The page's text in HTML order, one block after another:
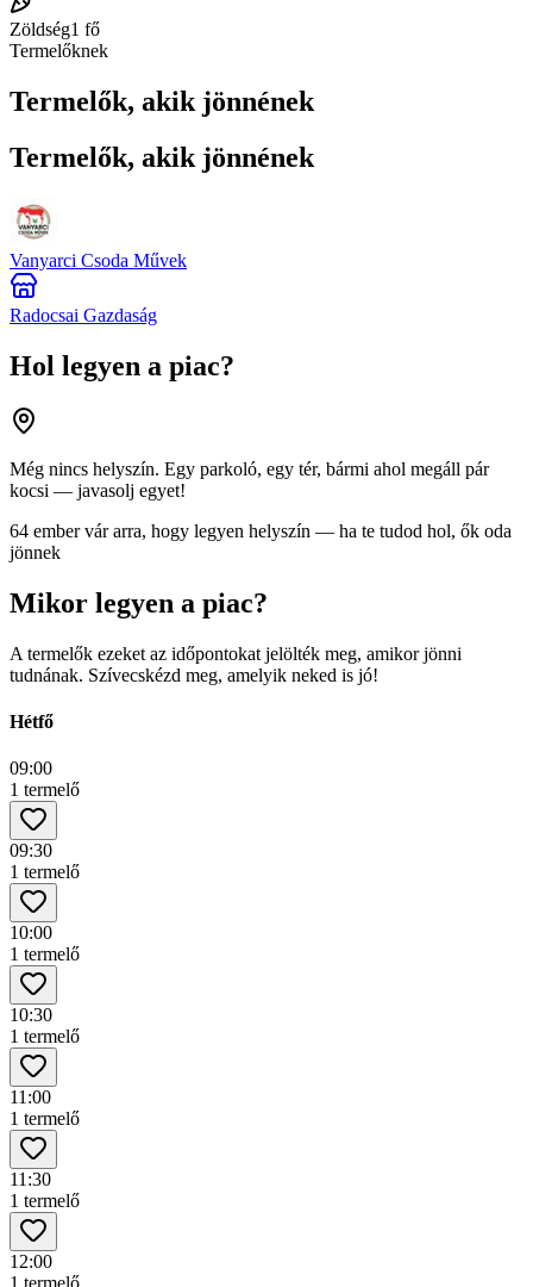
Zöldség1 fő
Termelőknek
Termelők, akik jönnének
Termelők, akik jönnének
Vanyarci Csoda Művek
Radocsai Gazdaság
Hol legyen a piac?
Még nincs helyszín. Egy parkoló, egy tér, bármi ahol megáll pár
kocsi — javasolj egyet!
64 ember vár arra, hogy legyen helyszín — ha te tudod hol, ők oda
jönnek
Mikor legyen a piac?
A termelők ezeket az időpontokat jelölték meg, amikor jönni
tudnának. Szívecskézd meg, amelyik neked is jó!
Hétfő
09:00
1 termelő
09:30
1 termelő
10:00
1 termelő
10:30
1 termelő
11:00
1 termelő
11:30
1 termelő
12:00